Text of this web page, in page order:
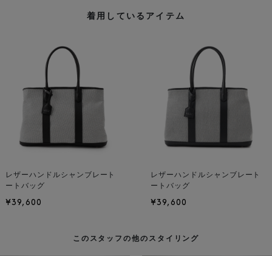
着用しているアイテム
レザーハンドルシャンブレート
ートバッグ
¥39,600
レザーハンドルシャンブレート
ートバッグ
¥39,600
このスタッフの他のスタイリング